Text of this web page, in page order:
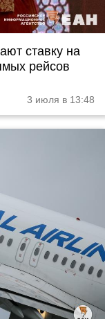
ставку на
рейсов
3 июля в 13:48